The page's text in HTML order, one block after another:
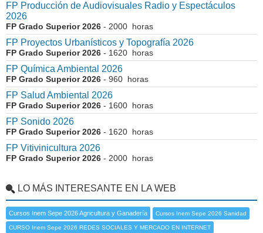
FP Producción de Audiovisuales Radio y Espectáculos
2026
FP Grado Superior 2026 - 2000 horas
FP Proyectos Urbanísticos y Topografía 2026
FP Grado Superior 2026 - 1620 horas
FP Química Ambiental 2026
FP Grado Superior 2026 - 960 horas
FP Salud Ambiental 2026
FP Grado Superior 2026 - 1600 horas
FP Sonido 2026
FP Grado Superior 2026 - 1620 horas
FP Vitivinicultura 2026
FP Grado Superior 2026 - 2000 horas
LO MÁS INTERESANTE EN LA WEB
Cursos Inem Sepe 2026 Agricultura y Ganadería Cursos Inem Sepe 2026 Sanidad
CURSO Inem Sepe 2026 REDES SOCIALES Y MERCADO EN INTERNET